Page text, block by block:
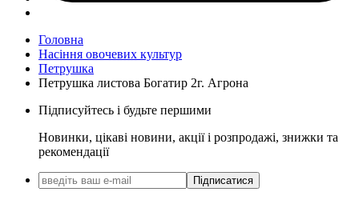
Головна
Насіння овочевих культур
Петрушка
Петрушка листова Богатир 2г. Агрона
Підписуйтесь і будьте першими
Новинки, цікаві новини, акції і розпродажі, знижки та
рекомендації
Підписатися